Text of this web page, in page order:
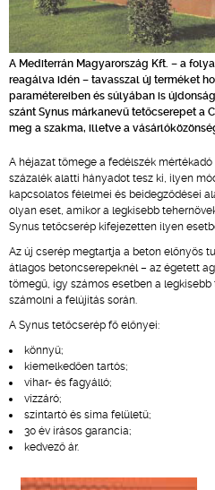
A Mediterrán Magyarország Kft. – a
reagálva idén – tavasszal új terméket
paramétereiben és súlyában is
szánt Synus márkanevű tetőcserepet a
meg a szakma, illetve a
A héjazat tömege a fedélszék
százalék alatti hányadot tesz ki, ilyen
kapcsolatos félelmei és beidegződései
olyan eset, amikor a legkisebb
Synus tetőcserép kifejezetten ilyen
Az új cserép megtartja a beton előnyös
átlagos betoncserepeknél – az égetett
tömegű, így számos esetben a
számolni a felújítás során.
A Synus tetőcserép fő előnyei:
könnyű;
kiemelkedően tartós;
vihar- és fagyálló;
vízzáró;
színtartó és sima felületű;
30 év írásos garancia;
kedvező ár.